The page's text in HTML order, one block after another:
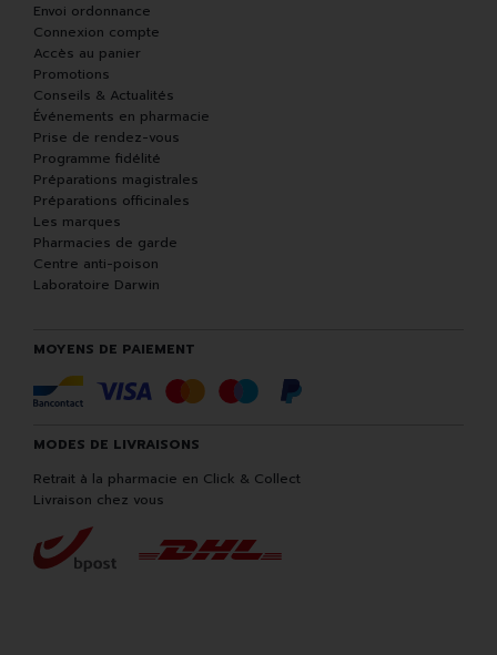
Envoi ordonnance
Connexion compte
Accès au panier
Promotions
Conseils & Actualités
Événements en pharmacie
Prise de rendez-vous
Programme fidélité
Préparations magistrales
Préparations officinales
Les marques
Pharmacies de garde
Centre anti-poison
Laboratoire Darwin
MOYENS DE PAIEMENT
MODES DE LIVRAISONS
Retrait à la pharmacie en Click & Collect
Livraison chez vous